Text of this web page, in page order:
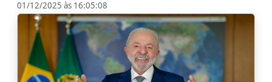
01/12/2025 às 16:05:08